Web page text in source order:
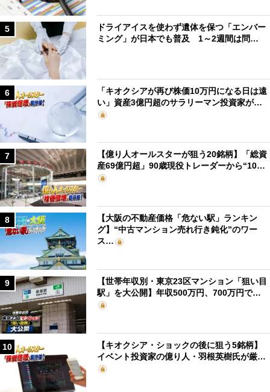
5
ドライアイスを使わず遺体を保つ「エンバー
ミング」が日本でも普及 1～2週間は問…
6
「キオクシアが再び株価10万円になる日は遠
い」資産3億円超のサラリーマン投資家が…
7
【億り人オールスターが狙う20銘柄】「総資
産69億円超」90歳現役トレーダーから“10…
8
【大阪の不動産価格「危ない駅」ランキン
グ】“中古マンション売れ行き鈍化”のワー
ス…
9
【世帯年収別・東京23区マンション「狙い目
駅」を大公開】年収500万円、700万円で…
10
【キオクシア・ショックの後に狙う5銘柄】
イベント投資家の億り人・羽根英樹氏が厳…